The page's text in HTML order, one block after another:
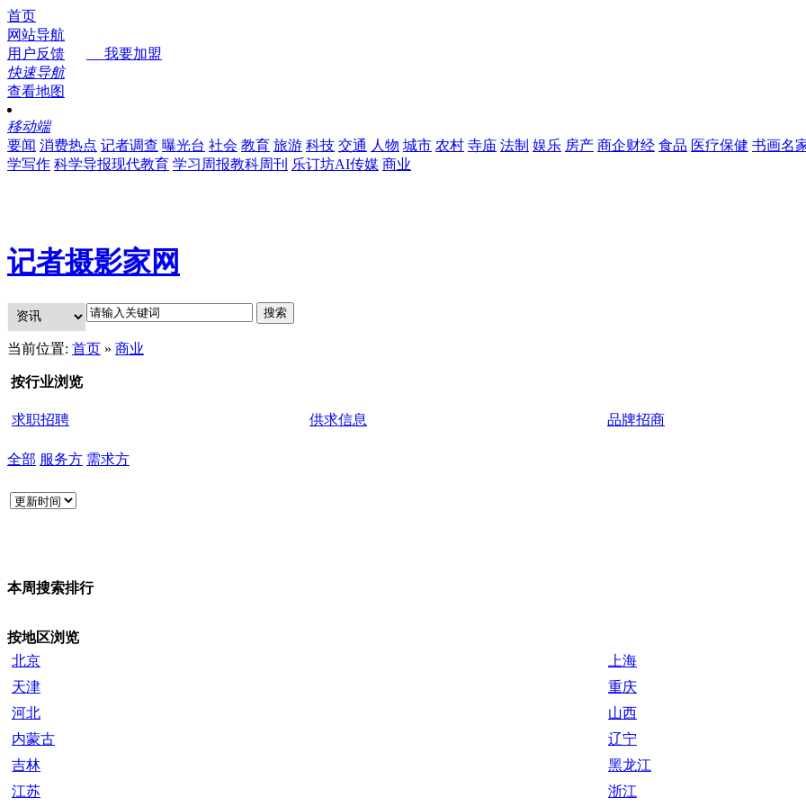
首页
网站导航
用户反馈
我要加盟
快速导航
查看地图
移动端
要闻 消费热点 记者调查 曝光台 社会 教育 旅游 科技 交通 人物 城市 农村 寺庙 法制 娱乐 房产 商企财经 食品 医疗保健 书画名
学写作 科学导报现代教育 学习周报教科周刊 乐订坊AI传媒 商业
记者摄影家网
当前位置: 首页 » 商业
按行业浏览
求职招聘 供求信息 品牌招商
全部 服务方 需求方
本周搜索排行
按地区浏览
北京
上海
天津
重庆
河北
山西
内蒙古
辽宁
吉林
黑龙江
江苏
浙江